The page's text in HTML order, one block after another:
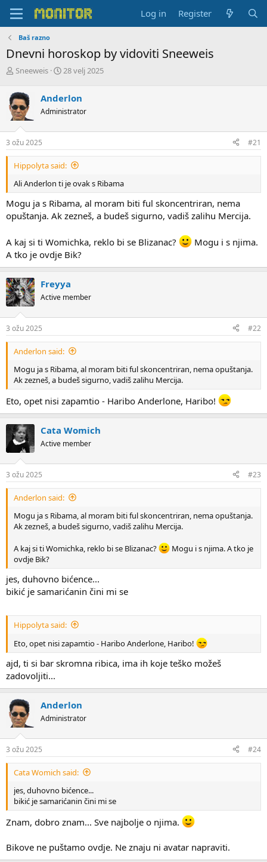
Log in Register
Baš razno
Dnevni horoskop by vidoviti Sneeweis
T
r
e
a
d
s
t
a
r
e
Sneeweis
S
r
t
a
e
28 velj 2025
Anderlon
Administrator
3 ožu 2025 #21
Hippolyta said:
Ali Anderlon ti je ovak s Ribama
Mogu ja s Ribama, al moram biti ful skoncentriran, nema
opuštanja. Ak zezneš, a budeš sigurno, vadiš zalihu Mercija.
A kaj si ti Womichka, reklo bi se Blizanac?
Mogu i s njima.
A tko je ovdje Bik?
Freyya
Active member
3 ožu 2025 #22
Anderlon said:
Mogu ja s Ribama, al moram biti ful skoncentriran, nema opuštanja.
Ak zezneš, a budeš sigurno, vadiš zalihu Mercija.
Eto, opet nisi zapamtio - Haribo Anderlone, Haribo!
Cata Womich
Active member
3 ožu 2025 #23
Anderlon said:
Mogu ja s Ribama, al moram biti ful skoncentriran, nema opuštanja.
Ak zezneš, a budeš sigurno, vadiš zalihu Mercija.
A kaj si ti Womichka, reklo bi se Blizanac?
Mogu i s njima. A tko je
ovdje Bik?
jes, duhovno bićence...
bikić je samarićanin čini mi se
Hippolyta said:
Eto, opet nisi zapamtio - Haribo Anderlone, Haribo!
ajd, ti si bar skromna ribica, ima ih koje teško možeš
zadovoljiti...
Anderlon
Administrator
3 ožu 2025 #24
Cata Womich said:
jes, duhovno bićence...
bikić je samarićanin čini mi se
Znam, dobro znam... Sve najbolje o njima.
Bikove ne puštamo ovdje. Ne znaju ni avatar napraviti.